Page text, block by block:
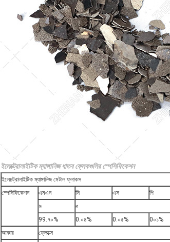
ইলেক্ট্রোলাইটিক ম্যাঙ্গানিজ ধাতব ফ্লেকগুলির স্পেসিফিকেশন
ইলেক্ট্রোলাইটিক ম্যাঙ্গানিজ মেটাল ফ্লাকস
স্পেসিফিকেশন
এমএন সি এস পি
≥
≤
99.৭০%
0.০৪% 0.০৫% 0০১%
আকার
ফ্লেক্সে